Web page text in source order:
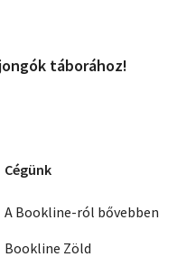
táborához!
Cégünk
A Bookline-ról bővebben
Bookline Zöld